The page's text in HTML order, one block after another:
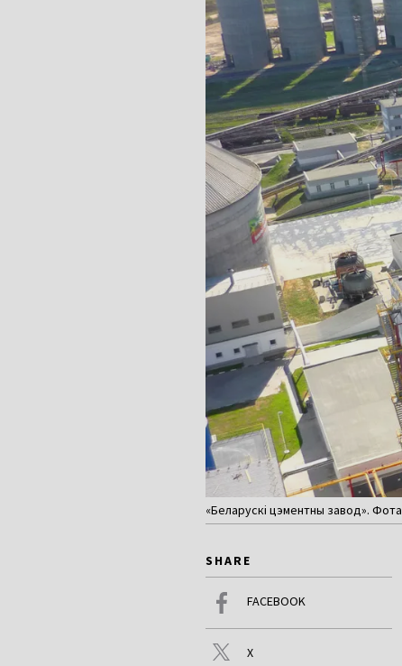
«Беларускі цэментны завод».
SHARE
FACEBOOK
X